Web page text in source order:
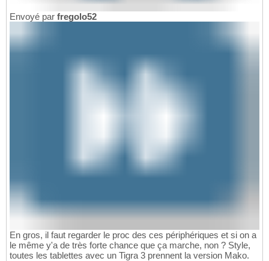
Envoyé par fregolo52
En gros, il faut regarder le proc des ces périphériques et si on a
le même y'a de très forte chance que ça marche, non ? Style,
toutes les tablettes avec un Tigra 3 prennent la version Mako.